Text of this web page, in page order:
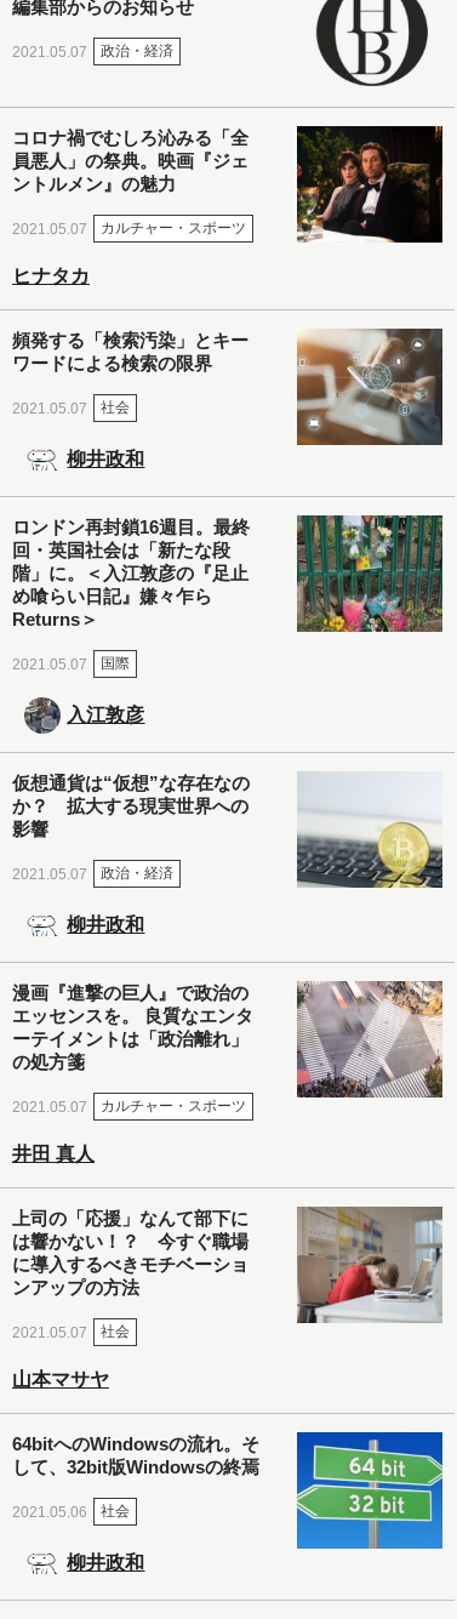
編集部からのお知らせ
2021.05.07 政治・経済
コロナ禍でむしろ沁みる「全
員悪人」の祭典。映画『ジェ
ントルメン』の魅力
2021.05.07 カルチャー・スポーツ
ヒナタカ
頻発する「検索汚染」とキー
ワードによる検索の限界
2021.05.07 社会
柳井政和
ロンドン再封鎖16週目。最終
回・英国社会は「新たな段
階」に。＜入江敦彦の『足止
め喰らい日記』嫌々乍ら
Returns＞
2021.05.07 国際
入江敦彦
仮想通貨は“仮想”な存在なの
か？ 拡大する現実世界への
影響
2021.05.07 政治・経済
柳井政和
漫画『進撃の巨人』で政治の
エッセンスを。 良質なエンタ
ーテイメントは「政治離れ」
の処方箋
2021.05.07 カルチャー・スポーツ
井田 真人
上司の「応援」なんて部下に
は響かない！？ 今すぐ職場
に導入するべきモチベーショ
ンアップの方法
2021.05.07 社会
山本マサヤ
64bitへのWindowsの流れ。そ
して、32bit版Windowsの終焉
2021.05.06 社会
柳井政和